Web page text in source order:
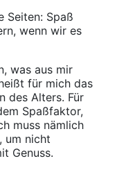
Seiten: Spaß
wenn wir es
was aus mir
für mich das
des Alters. Für
Spaßfaktor,
muss nämlich
um nicht
Genuss.